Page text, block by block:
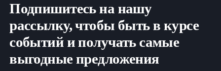
Подпишитесь на нашу
рассылку, чтобы быть в курсе
событий и получать самые
выгодные предложения